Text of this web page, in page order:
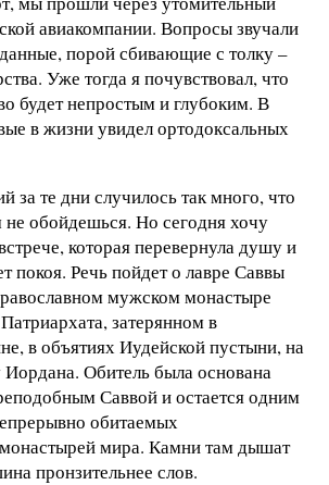
авиакомпании. Вопросы звучали
порой сбивающие с толку –
Уже тогда я почувствовал, что
будет непростым и глубоким. В
в жизни увидел ортодоксальных
за те дни случилось так много, что
обойдешься. Но сегодня хочу
которая перевернула душу и
покоя. Речь пойдет о лавре Саввы
мужском монастыре
затерянном в
в объятиях Иудейской пустыни, на
Обитель была основана
Саввой и остается одним
обитаемых
мира. Камни там дышат
пронзительнее слов.